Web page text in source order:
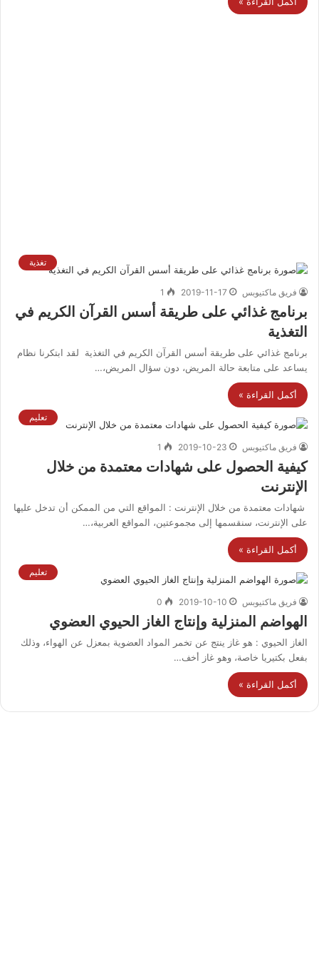
تغذية
فريق ماكتيوبس 2019-11-17
1
برنامج غذائي على طريقة أسس القرآن الكريم في
التغذية
برنامج غذائي على طريقة أسس القرآن الكريم في التغذية لقد ابتكرنا نظام
يساعد على متابعة حالة المريض، دون سؤال المريض،…
أكمل القراءة »
تعليم
فريق ماكتيوبس 2019-10-23
1
كيفية الحصول على شهادات معتمدة من خلال
الإنترنت
شهادات معتمدة من خلال الإنترنت : المواقع التي من الممكن أن تدخل عليها
على الإنترنت، سنقسمها إلى مجموعتين، المواقع العربية،…
أكمل القراءة »
تعليم
فريق ماكتيوبس 2019-10-10
0
الهواضم المنزلية وإنتاج الغاز الحيوي العضوي
الغاز الحيوي : هو غاز ينتج عن تخمر المواد العضوية بمعزل عن الهواء، وذلك
بفعل بكتيريا خاصة، وهو غاز أخف…
أكمل القراءة »